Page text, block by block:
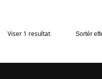
Viser 1 resultat